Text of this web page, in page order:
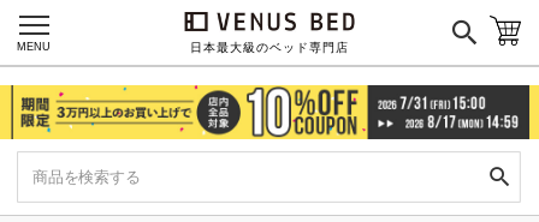
日本最大級のベッド専門店
MENU その他
カラーで探す